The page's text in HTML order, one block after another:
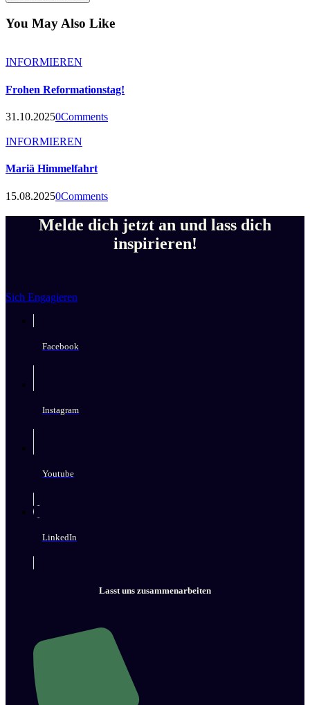
You May Also Like
INFORMIEREN
Frohen Reformationstag!
31.10.20250Comments
INFORMIEREN
Mariä Himmelfahrt
15.08.20250Comments
Melde dich jetzt an und lass dich
inspirieren!
Sich Engagieren
Facebook
Instagram
Youtube
LinkedIn
Lasst uns zusammenarbeiten